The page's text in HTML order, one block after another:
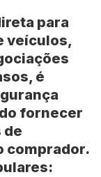
para
veículos,
é
fornecer
de
comprador.